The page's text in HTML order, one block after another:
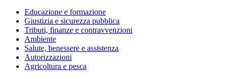
Educazione e formazione
Giustizia e sicurezza pubblica
Tributi, finanze e contravvenzioni
Ambiente
Salute, benessere e assistenza
Autorizzazioni
Agricoltura e pesca